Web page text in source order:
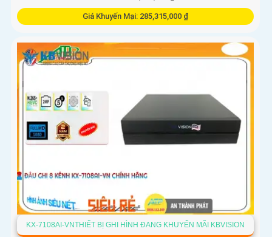
Giá Khuyến Mại: 285,315,000 ₫
Đầu Ghi IP KX-F256-24-V2 sử dụng công nghệ H.265+ giúp
tiết kiệm chi phí. Với độ phân giải 32MP và khả năng giám sát
khuôn mặt
KX-7108AI-VNTHIẾT BỊ GHI HÌNH ĐANG KHUYẾN MÃI KBVISION